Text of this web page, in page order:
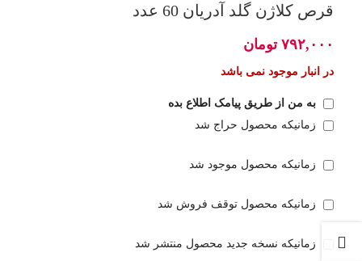
قرص کلاژن گلد آدریان 60 عدد
۷۹۲,۰۰۰ تومان
در انبار موجود نمی باشد
به من از طریق پیامک اطلاع بده
زمانیکه محصول حراج شد
زمانیکه محصول موجود شد
زمانیکه محصول توقف فروش شد
زمانیکه نسخه جدید محصول منتشر شد